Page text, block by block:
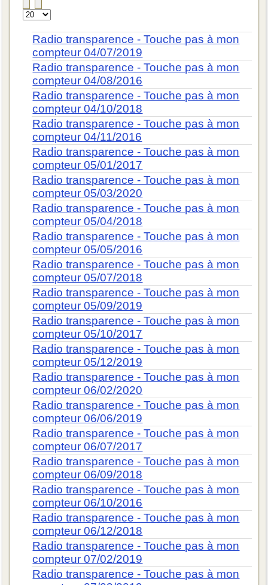
Affichage
#
Radio transparence - Touche pas à mon
compteur 04/07/2019
Radio transparence - Touche pas à mon
compteur 04/08/2016
Radio transparence - Touche pas à mon
compteur 04/10/2018
Radio transparence - Touche pas à mon
compteur 04/11/2016
Radio transparence - Touche pas à mon
compteur 05/01/2017
Radio transparence - Touche pas à mon
compteur 05/03/2020
Radio transparence - Touche pas à mon
compteur 05/04/2018
Radio transparence - Touche pas à mon
compteur 05/05/2016
Radio transparence - Touche pas à mon
compteur 05/07/2018
Radio transparence - Touche pas à mon
compteur 05/09/2019
Radio transparence - Touche pas à mon
compteur 05/10/2017
Radio transparence - Touche pas à mon
compteur 05/12/2019
Radio transparence - Touche pas à mon
compteur 06/02/2020
Radio transparence - Touche pas à mon
compteur 06/06/2019
Radio transparence - Touche pas à mon
compteur 06/07/2017
Radio transparence - Touche pas à mon
compteur 06/09/2018
Radio transparence - Touche pas à mon
compteur 06/10/2016
Radio transparence - Touche pas à mon
compteur 06/12/2018
Radio transparence - Touche pas à mon
compteur 07/02/2019
Radio transparence - Touche pas à mon